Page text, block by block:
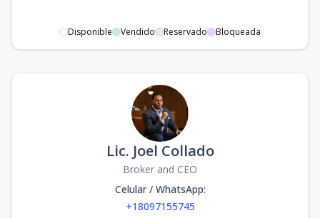
Disponible Vendido Reservado Bloqueada
Lic. Joel Collado
Broker and CEO
Celular / WhatsApp:
+18097155745